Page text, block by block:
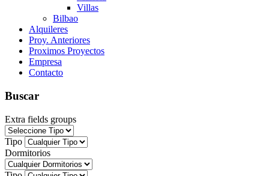
Villas
Bilbao
Alquileres
Proy. Anteriores
Proximos Proyectos
Empresa
Contacto
Buscar
Extra fields groups
Tipo
Dormitorios